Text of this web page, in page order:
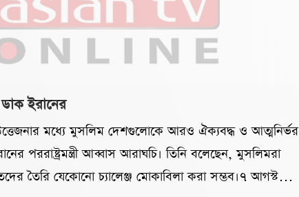
ইরানের
মধ্যে মুসলিম দেশগুলোকে আরও ঐক্যবদ্ধ ও আত্মনির্ভর
পররাষ্ট্রমন্ত্রী আব্বাস আরাঘচি। তিনি বলেছেন, মুসলিমরা
তৈরি যেকোনো চ্যালেঞ্জ মোকাবিলা করা সম্ভব।৭ আগস্ট